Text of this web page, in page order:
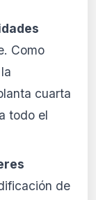
Como
cuarta
todo el
de